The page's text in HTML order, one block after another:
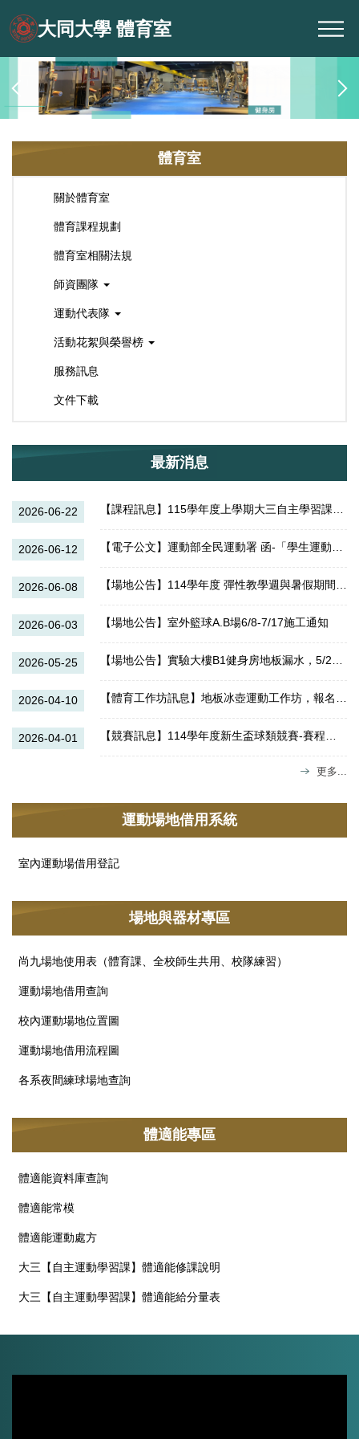
到
主
容
大同大學 體育室
體育室
關於體育室
體育課程規劃
體育室相關法規
師資團隊
運動代表隊
活動花絮與榮譽榜
服務訊息
文件下載
最新消息
2026-06-22
2026-06-12
2026-06-08
2026-06-03 【場地公告】室外籃球A.B場6/8-7/17施工通知
2026-05-25
2026-04-10
2026-04-01
更多...
運動場地借用系統
室內運動場借用登記
場地與器材專區
尚九場地使用表（體育課、全校師生共用、校隊練習）
運動場地借用查詢
校內運動場地位置圖
運動場地借用流程圖
各系夜間練球場地查詢
體適能專區
體適能資料庫查詢
體適能常模
體適能運動處方
大三【自主運動學習課】體適能修課說明
大三【自主運動學習課】體適能給分量表